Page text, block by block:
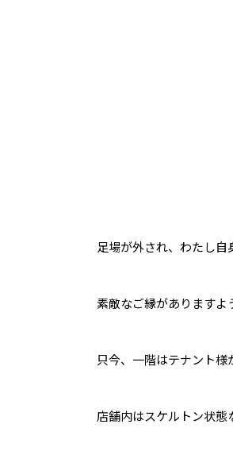
足場が外され、わたし
素敵なご縁があります
只今、一階はテナント
店舗内はスケルトン状